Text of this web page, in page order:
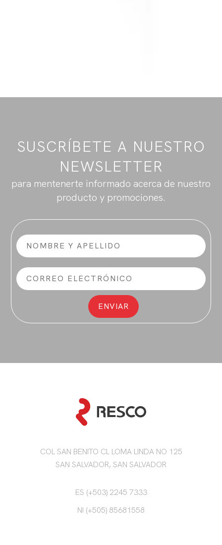
SUSCRÍBETE A NUESTRO
NEWSLETTER
para mentenerte informado acerca de nuestro
producto y promociones.
COL SAN BENITO CL LOMA LINDA NO 125
SAN SALVADOR, SAN SALVADOR
ES (+503) 2245 7333
NI (+505) 85681558